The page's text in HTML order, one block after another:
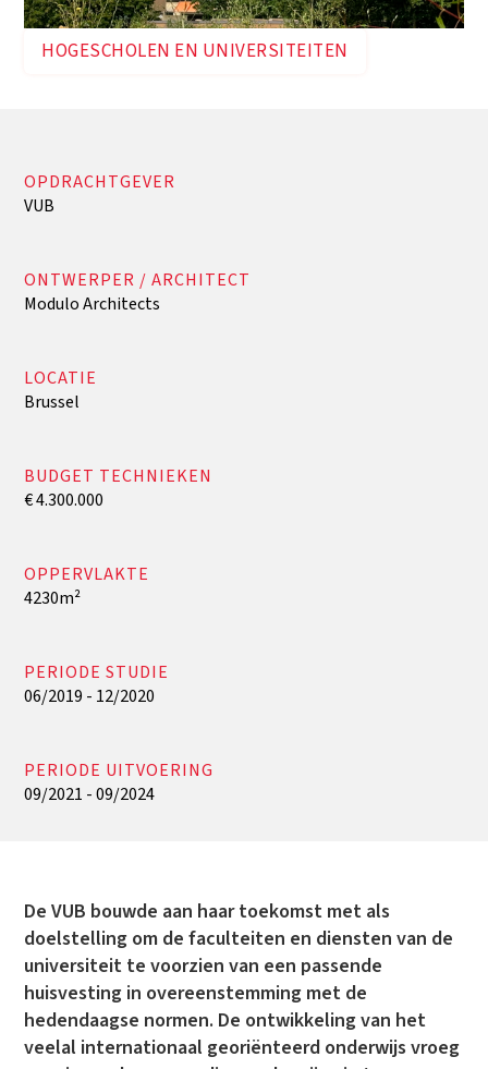
HOGESCHOLEN EN UNIVERSITEITEN
OPDRACHTGEVER
VUB
ONTWERPER / ARCHITECT
Modulo Architects
LOCATIE
Brussel
BUDGET TECHNIEKEN
€ 4.300.000
OPPERVLAKTE
4230m²
PERIODE STUDIE
06/2019 - 12/2020
PERIODE UITVOERING
09/2021 - 09/2024
De VUB bouwde aan haar toekomst met als
doelstelling om de faculteiten en diensten van de
universiteit te voorzien van een passende
huisvesting in overeenstemming met de
hedendaagse normen. De ontwikkeling van het
veelal internationaal georiënteerd onderwijs vroeg